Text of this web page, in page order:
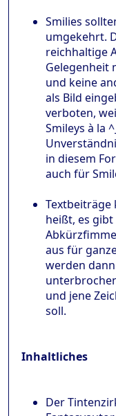
Smilies
umgekehrt.
reichhaltige
Gelegenheit
und keine
als Bild
verboten,
Smileys à la
in diesem
auch für
Textbeiträge
heißt, es
aus für
werden
und jene
soll.
Inhaltliches
Der